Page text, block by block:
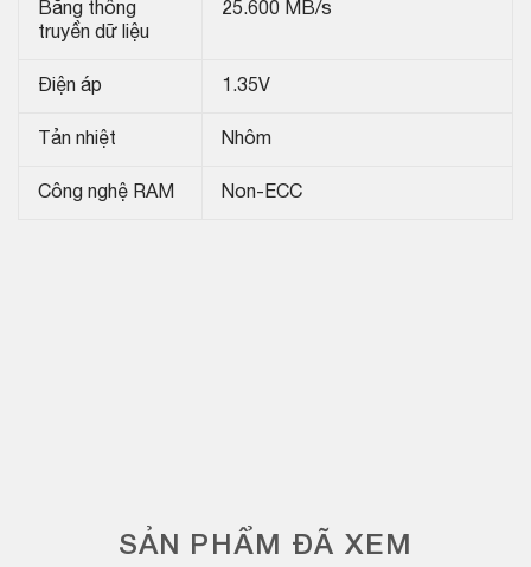
Băng thông
truyền dữ liệu
25.600 MB/s
Điện áp 1.35V
Tản nhiệt Nhôm
Công nghệ RAM Non-ECC
SẢN PHẨM ĐÃ XEM